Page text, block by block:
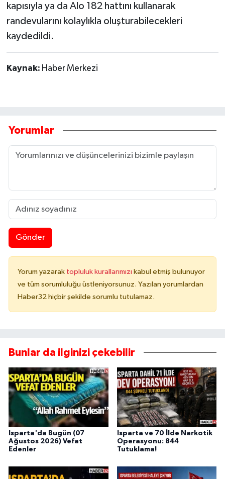
kapısıyla ya da Alo 182 hattını kullanarak
randevularını kolaylıkla oluşturabilecekleri
kaydedildi.
Kaynak: Haber Merkezi
Yorumlar
Gönder
Yorum yazarak topluluk kurallarımızı kabul etmiş bulunuyor
ve tüm sorumluluğu üstleniyorsunuz. Yazılan yorumlardan
Haber32 hiçbir şekilde sorumlu tutulamaz.
Bunlar da ilginizi çekebilir
Isparta'da Bugün (07
Ağustos 2026) Vefat
Edenler
Isparta ve 70 İlde Narkotik
Operasyonu: 844
Tutuklama!